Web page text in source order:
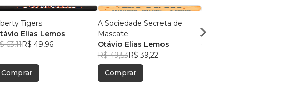
Tigers
Elias Lemos
63,11R$ 49,96
Comprar
A Sociedade Secreta de
Mascate
Otávio Elias Lemos
R$ 49,53R$ 39,22
Comprar
Otávio Elias Lemos